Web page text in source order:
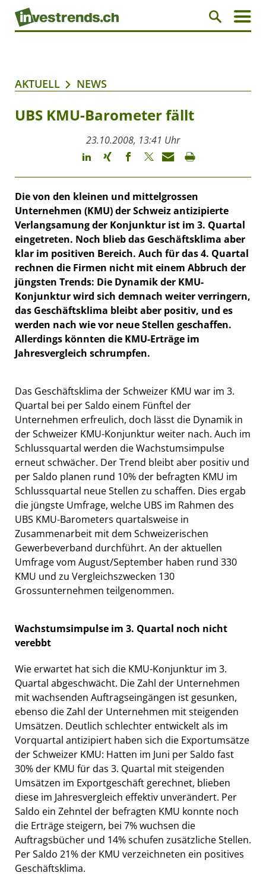
AKTUELL NEWS
UBS KMU-Barometer fällt
23.10.2008, 13:41 Uhr
Die von den kleinen und mittelgrossen
Unternehmen (KMU) der Schweiz antizipierte
Verlangsamung der Konjunktur ist im 3. Quartal
eingetreten. Noch blieb das Geschäftsklima aber
klar im positiven Bereich. Auch für das 4. Quartal
rechnen die Firmen nicht mit einem Abbruch der
jüngsten Trends: Die Dynamik der KMU-
Konjunktur wird sich demnach weiter verringern,
das Geschäftsklima bleibt aber positiv, und es
werden nach wie vor neue Stellen geschaffen.
Allerdings könnten die KMU-Erträge im
Jahresvergleich schrumpfen.
Das Geschäftsklima der Schweizer KMU war im 3.
Quartal bei per Saldo einem Fünftel der
Unternehmen erfreulich, doch lässt die Dynamik in
der Schweizer KMU-Konjunktur weiter nach. Auch im
Schlussquartal werden die Wachstumsimpulse
erneut schwächer. Der Trend bleibt aber positiv und
per Saldo planen rund 10% der befragten KMU im
Schlussquartal neue Stellen zu schaffen. Dies ergab
die jüngste Umfrage, welche UBS im Rahmen des
UBS KMU-Barometers quartalsweise in
Zusammenarbeit mit dem Schweizerischen
Gewerbeverband durchführt. An der aktuellen
Umfrage vom August/September haben rund 330
KMU und zu Vergleichszwecken 130
Grossunternehmen teilgenommen.
Wachstumsimpulse im 3. Quartal noch nicht
verebbt
Wie erwartet hat sich die KMU-Konjunktur im 3.
Quartal abgeschwächt. Die Zahl der Unternehmen
mit wachsenden Auftragseingängen ist gesunken,
ebenso die Zahl der Unternehmen mit steigenden
Umsätzen. Deutlich schlechter entwickelt als im
Vorquartal antizipiert haben sich die Exportumsätze
der Schweizer KMU: Hatten im Juni per Saldo fast
30% der KMU für das 3. Quartal mit steigenden
Umsätzen im Exportgeschäft gerechnet, blieben
diese im Jahresvergleich effektiv unverändert. Per
Saldo ein Zehntel der befragten KMU konnte noch
die Erträge steigern, bei 7% wuchsen die
Auftragsbücher und 14% schufen zusätzliche Stellen.
Per Saldo 21% der KMU verzeichneten ein positives
Geschäftsklima.